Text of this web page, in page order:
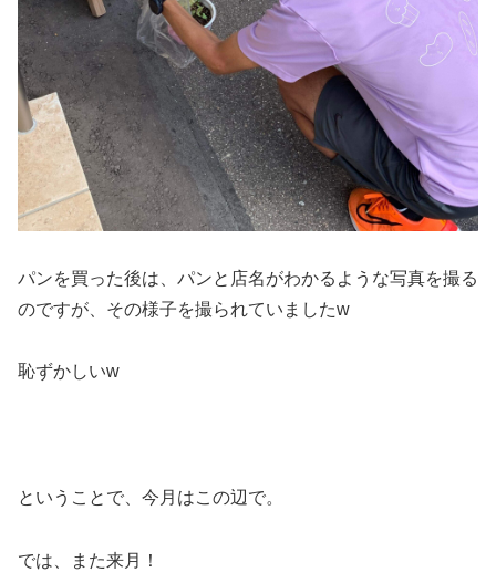
パンを買った後は、パンと店名がわかるような写真を撮る
のですが、その様子を撮られていましたw
恥ずかしいw
ということで、今月はこの辺で。
では、また来月！